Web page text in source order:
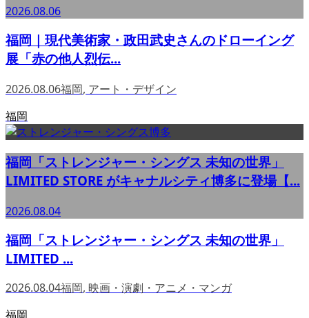
2026.08.06
福岡｜現代美術家・政田武史さんのドローイング
展「赤の他人烈伝...
2026.08.06福岡, アート・デザイン
福岡
福岡「ストレンジャー・シングス 未知の世界」
LIMITED STORE がキャナルシティ博多に登場【...
2026.08.04
福岡「ストレンジャー・シングス 未知の世界」
LIMITED ...
2026.08.04福岡, 映画・演劇・アニメ・マンガ
福岡